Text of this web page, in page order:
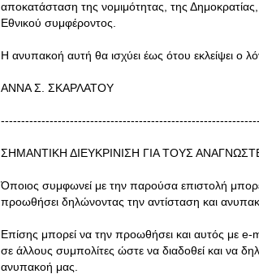
αποκατάσταση της νομιμότητας, της
Εθνικού συμφέροντος.
Η ανυπακοή αυτή θα ισχύει έως ότου εκλείψει ο
ΑΝΝΑ Σ. ΣΚΑΡΛΑΤΟΥ
ΣΗΜΑΝΤΙΚΗ ΔΙΕΥΚΡΙΝΙΣΗ ΓΙΑ ΤΟΥΣ
Όποιος συμφωνεί με την παρούσα επιστολή
προωθήσει δηλώνοντας την αντίσταση και
Επίσης μπορεί να την προωθήσει και αυτός με
σε άλλους συμπολίτες ώστε να διαδοθεί και να
ανυπακοή μας.